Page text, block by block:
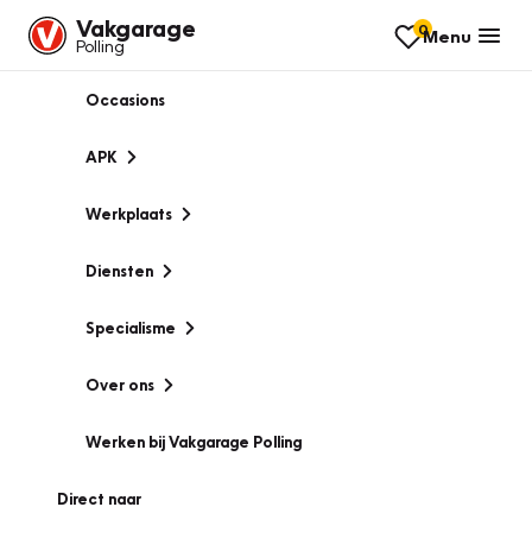
Vakgarage
Polling
0Menu
Occasions
APK
Werkplaats
Diensten
Specialisme
Over ons
Werken bij Vakgarage Polling
Direct naar